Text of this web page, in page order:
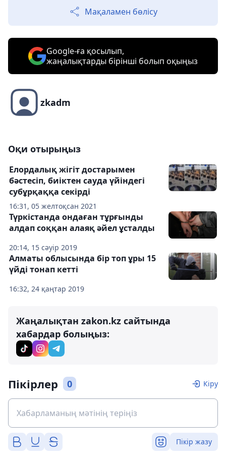
Мақаламен бөлісу
Google-ға қосылып,
жаңалықтарды бірінші болып оқыңыз
zkadm
Оқи отырыңыз
16:31, 05 желтоқсан 2021
Елордалық жігіт достарымен
бәстесіп, биіктен сауда үйіндегі
субұрқаққа секірді
20:14, 15 сәуір 2019
Түркістанда ондаған тұрғынды
алдап соққан алаяқ әйел ұсталды
16:32, 24 қаңтар 2019
Алматы облысында бір топ ұры 15
үйді тонап кетті
Жаңалықтан zakon.kz сайтында
хабардар болыңыз:
Пікірлер 0 Кіру
Пікір жазу